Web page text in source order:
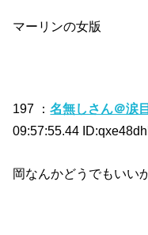
マーリンの女版
197 ：名無しさん＠涙
09:57:55.44
岡なんかどうでもいい